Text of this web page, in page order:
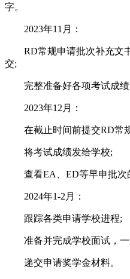
字。
2023年11月：
RD常规申请批次补充文
交;
完整准备好各项考试成绩
2023年12月：
在截止时间前提交RD常
将考试成绩发给学校;
查看EA、ED等早申批次
2024年1-2月：
跟踪各类申请学校进程;
准备并完成学校面试，一
递交申请奖学金材料。